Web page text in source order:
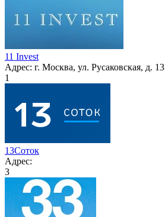
11 Invest
Адрес: г. Москва, ул. Русаковская, д. 13
1
13Соток
Адрес:
3